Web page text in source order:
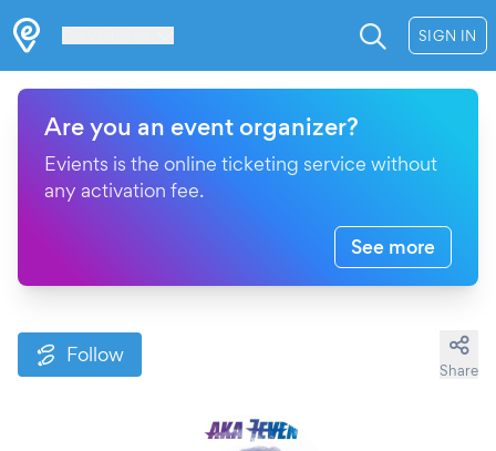
SIGN IN
Are you an event organizer?
Evients is the online ticketing service without
any activation fee.
See more
Follow
Share